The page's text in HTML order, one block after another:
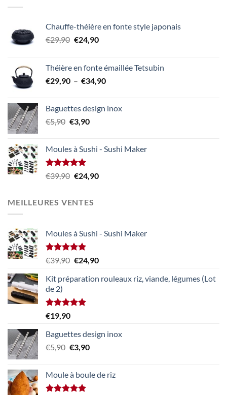
Chauffe-théière en fonte style japonais
€29,90 Le
était :
€29,90.
€24,90Le
est :
€24,90.
Théière en fonte émaillée Tetsubin
€29,90 – €34,90Plage
€29,90
Baguettes design inox
€5,90 Le
était :
€5,90.
€3,90Le
est :
Moules à Sushi - Sushi Maker
Note5.00
sur 5
€39,90 Le
était :
€24,90Le
MEILLEURES VENTES
Moules à Sushi - Sushi Maker
Note5.00
sur 5
€39,90 Le
initial
€39,90.
€24,90Le
actuel
Kit préparation rouleaux riz, viande, légumes (Lot
de 2)
Note5.00
sur 5
€19,90
Baguettes design inox
€5,90 Le
était :
€5,90.
€3,90Le
est :
Moule à boule de riz